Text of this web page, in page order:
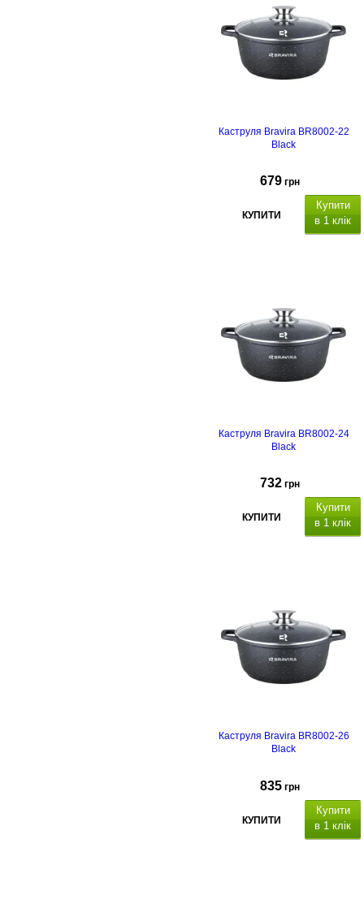
підходить для всіх
видів плит, включаючи індукційні,
матеріал кришки: скло, отвір для
пари.
Каструля Bravira BR8002-22
Black
679 грн
КУПИТИ
Купити
в 1 клік
підходить для всіх
видів плит, включаючи індукційні,
матеріал кришки: скло, отвір для
пари.
Каструля Bravira BR8002-24
Black
732 грн
КУПИТИ
Купити
в 1 клік
підходить для всіх
видів плит, включаючи індукційні,
матеріал кришки: скло, отвір для
пари.
Каструля Bravira BR8002-26
Black
835 грн
КУПИТИ
Купити
в 1 клік